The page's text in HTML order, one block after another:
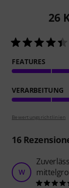
26
FEATURES
VERARBEITUNG
Bewertungsrichtlinien
16
W